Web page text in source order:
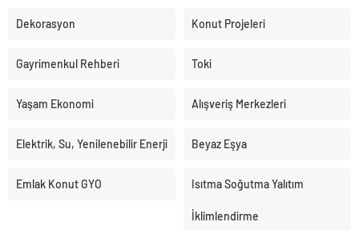
Dekorasyon Konut Projeleri
Gayrimenkul Rehberi Toki
Yaşam Ekonomi Alışveriş Merkezleri
Elektrik, Su, Yenilenebilir Enerji Beyaz Eşya
Emlak Konut GYO Isıtma Soğutma Yalıtım
İklimlendirme